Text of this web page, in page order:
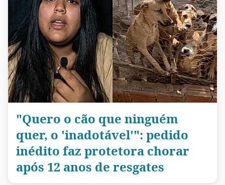
"Quero o cão que ninguém
quer, o 'inadotável'": pedido
inédito faz protetora chorar
após 12 anos de resgates